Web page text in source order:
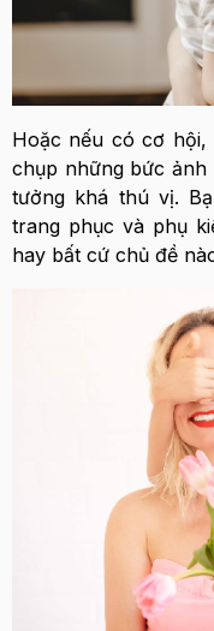
Hoặc nếu có cơ hội,
chụp những bức
tưởng khá thú vị.
trang phục và phụ
hay bất cứ chủ đề